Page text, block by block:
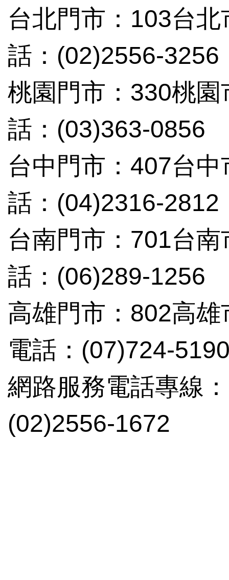
台北門市：103台
話：(02)2556-3256
桃園門市：330桃
話：(03)363-0856
台中門市：407台
話：(04)2316-2812
台南門市：701台
話：(06)289-1256
高雄門市：802高
電話：(07)724-
網路服務電話專線
(02)2556-1672